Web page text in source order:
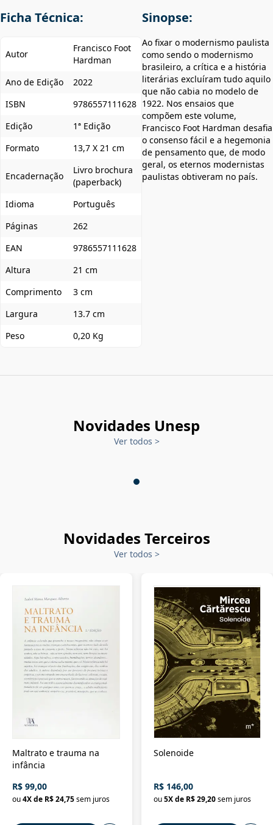
Ficha Técnica:
Autor
Francisco Foot
Hardman
Ano de Edição
2022
ISBN
9786557111628
Edição
1ª Edição
Formato
13,7 X 21 cm
Encadernação
Livro brochura
(paperback)
Idioma
Português
Páginas
262
EAN
9786557111628
Altura
21 cm
Comprimento
3 cm
Largura
13.7 cm
Peso
0,20 Kg
Sinopse:
Ao fixar o modernismo paulista
como sendo o modernismo
brasileiro, a crítica e a história
literárias excluíram tudo aquilo
que não cabia no modelo de
1922. Nos ensaios que
compõem este volume,
Francisco Foot Hardman desafia
o consenso fácil e a hegemonia
de pensamento que, de modo
geral, os eternos modernistas
paulistas obtiveram no país.
Novidades Unesp
Ver todos >
Novidades Terceiros
Ver todos >
Maltrato e trauma na
infância
R$ 99,00
ou4X de R$ 24,75sem juros
Solenoide
R$ 146,00
ou 5X de R$ 29,20 sem juros